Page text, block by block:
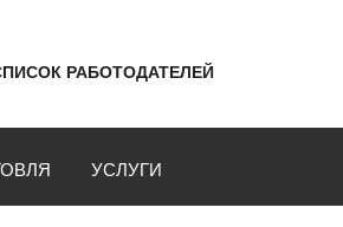
РАБОТОДАТЕЛЕЙ
УСЛУГИ